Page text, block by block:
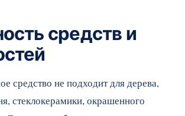
средств и
средство не подходит для дерева,
стеклокерамики, окрашенного